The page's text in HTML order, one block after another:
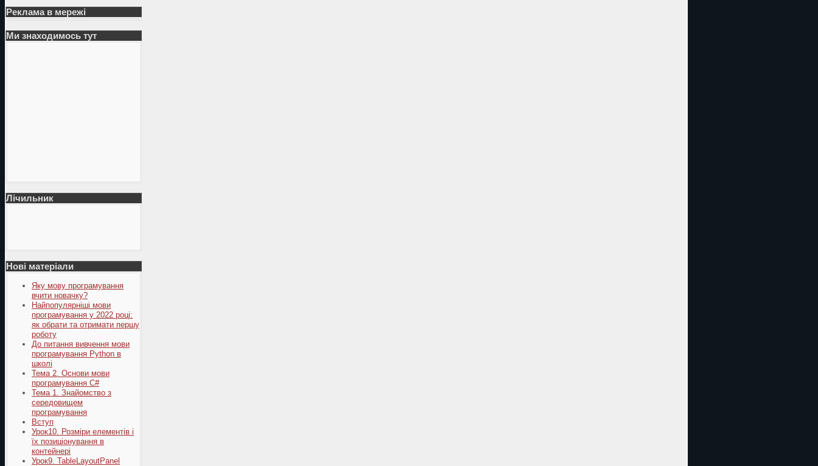
Реклама в мережі
Ми знаходимось тут
Лічильник
Нові матеріали
Яку мову програмування
вчити новачку?
Найпопулярніші мови
програмування у 2022 році:
як обрати та отримати першу
роботу
До питання вивчення мови
програмування Python в
школі
Тема 2. Основи мови
програмування C#
Тема 1. Знайомство з
середовищем
програмування
Вступ
Урок10. Розміри елементів і
їх позиціонування в
контейнері
Урок9. TableLayoutPanel